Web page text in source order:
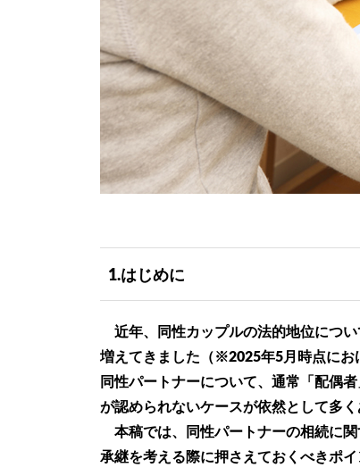
1.はじめに
近年、同性カップルの法的地位につ
増えてきました（※2025年5月時点にお
同性パートナーについて、通常「配偶
が認められないケースが依然として多く
本稿では、同性パートナーの相続に
承継を考える際に押さえておくべきポイ